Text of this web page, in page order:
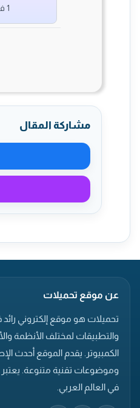
1 فبراير، 2026
مشاركة المقال
عن موقع تحميلات
تحميلات هو موقع إلكتروني
والتطبيقات لمختلف الأنظمة
الكمبيوتر. يقدم الموقع أحدث
وموضوعات تقنية متنوعة.
في العالم العربي.